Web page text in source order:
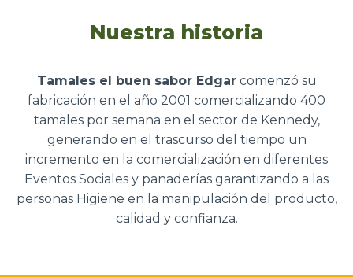
Nuestra historia
Tamales el buen sabor Edgarcomenzó su
fabricación en el año 2001 comercializando 400
tamales por semana en el sector de Kennedy,
generando en el trascurso del tiempo un
incremento en la comercialización en diferentes
Eventos Sociales y panaderías garantizando a las
personas Higiene en la manipulación del producto,
calidad y confianza.